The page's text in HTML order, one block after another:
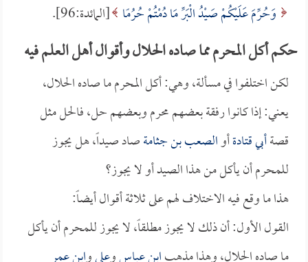
وَحُرِّمَ عَلَيْكُمْ صَيْدُ الْبَرِّ مَا دُمْتُمْ حُرُمًا [المائدة:96].
حكم أكل المحرم مما صاده الحلال وأقوال أهل العلم فيه
لكن اختلفوا في مسألة، وهي: أكل المحرم ما صاده الحلال،
يعني: إذا كانوا رفقة بعضهم محرم وبعضهم حل، فالحل مثل
قصةأبي قتادةأوالصعب بن جثامةصاد صيداً، هل يجوز
للمحرم أن يأكل من هذا الصيد أو لا يجوز؟
هذا ما وقع فيه الاختلاف لهم على ثلاثة أقوال أيضاً:
القول الأول: أن ذلك لا يجوز مطلقاً، لا يجوز للمحرم أن يأكل